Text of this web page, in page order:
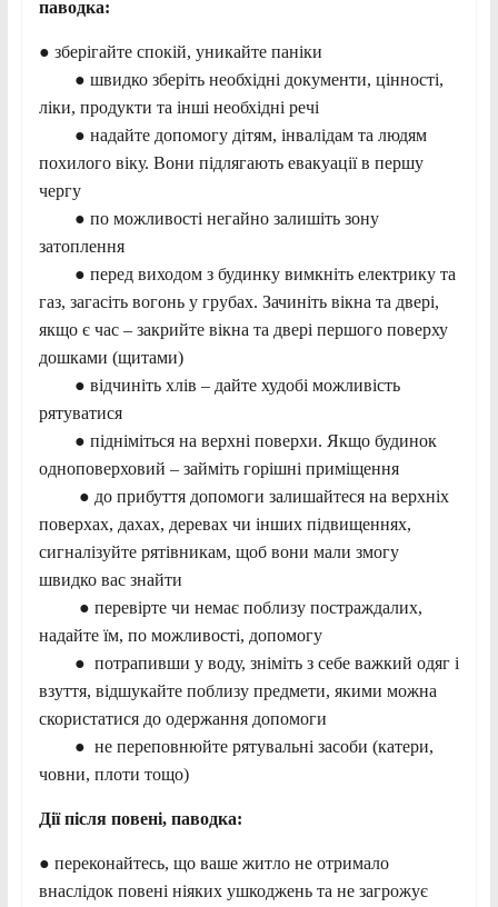
паводка:
● зберігайте спокій, уникайте паніки
● швидко зберіть необхідні документи, цінності,
ліки, продукти та інші необхідні речі
● надайте допомогу дітям, інвалідам та людям
похилого віку. Вони підлягають евакуації в першу
чергу
● по можливості негайно залишіть зону
затоплення
● перед виходом з будинку вимкніть електрику та
газ, загасіть вогонь у грубах. Зачиніть вікна та двері,
якщо є час – закрийте вікна та двері першого поверху
дошками (щитами)
● відчиніть хлів – дайте худобі можливість
рятуватися
● підніміться на верхні поверхи. Якщо будинок
одноповерховий – займіть горішні приміщення
● до прибуття допомоги залишайтеся на верхніх
поверхах, дахах, деревах чи інших підвищеннях,
сигналізуйте рятівникам, щоб вони мали змогу
швидко вас знайти
● перевірте чи немає поблизу постраждалих,
надайте їм, по можливості, допомогу
● потрапивши у воду, зніміть з себе важкий одяг і
взуття, відшукайте поблизу предмети, якими можна
скористатися до одержання допомоги
● не переповнюйте рятувальні засоби (катери,
човни, плоти тощо)
Дії після повені, паводка:
● переконайтесь, що ваше житло не отримало
внаслідок повені ніяких ушкоджень та не загрожує